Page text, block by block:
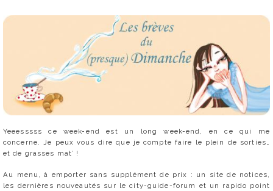
Yeeesssss ce week-end est un long week-end, en ce qui me
concerne. Je peux vous dire que je compte faire le plein de sorties…
et de grasses mat’ !
Au menu, à emporter sans supplément de prix : un site de notices,
les dernières nouveautés sur le city-guide-forum et un rapido point